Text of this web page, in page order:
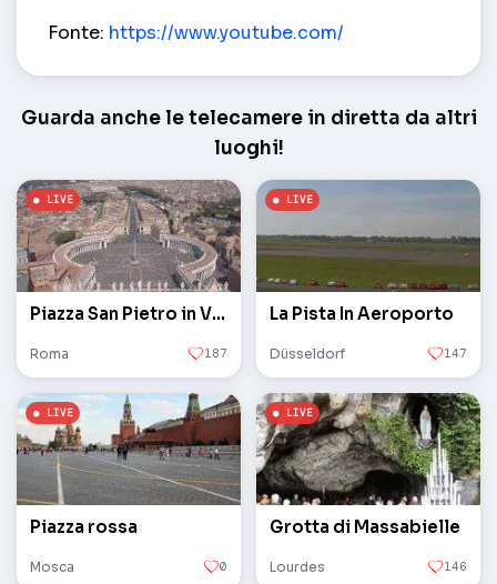
Fonte: https://www.youtube.com/
Guarda anche le telecamere in diretta da altri
luoghi!
Piazza San Pietro in Vaticano
Roma 187
La Pista In Aeroporto
Düsseldorf 147
Piazza rossa
Mosca 0
Grotta di Massabielle
Lourdes 146